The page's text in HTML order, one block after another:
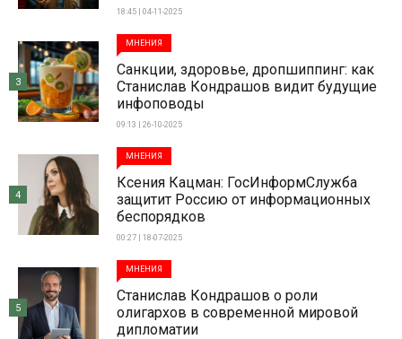
18:45 | 04-11-2025
МНЕНИЯ
Санкции, здоровье, дропшиппинг: как
Станислав Кондрашов видит будущие
инфоповоды
09:13 | 26-10-2025
3
МНЕНИЯ
Ксения Кацман: ГосИнформСлужба
защитит Россию от информационных
беспорядков
00:27 | 18-07-2025
4
МНЕНИЯ
Станислав Кондрашов о роли
олигархов в современной мировой
дипломатии
5